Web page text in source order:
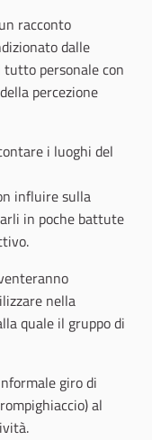
racconto
dalle
tutto personale con
percezione
i luoghi del
influire sulla
in poche battute
nella
quale il gruppo di
giro di
al